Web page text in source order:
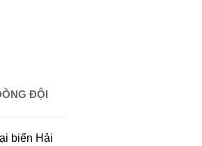
ĐỘI
biển Hải